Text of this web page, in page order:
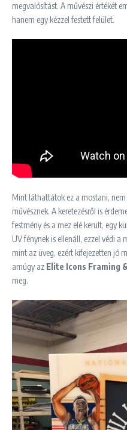
megvalósítást. A művészi értékét
hanem egy kézzel festett felület.
Mint láthattátok ez a mostani,
művésznek. A keretezésről is
festmény és a mez elé került, egy
UV fénynek is ellenáll, ezzel védi a
mint az üveg, ezért kifejezetten jó
amúgy az Elite Icons Framing
meg.